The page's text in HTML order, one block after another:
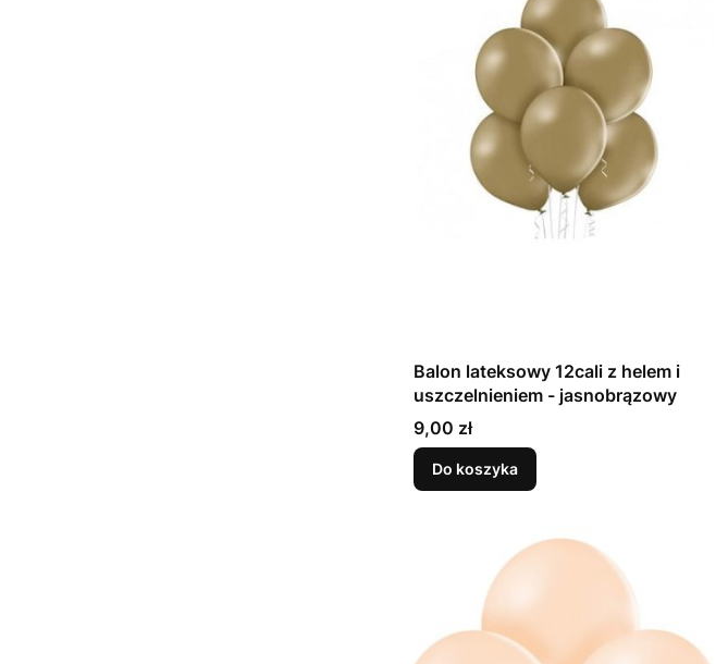
Balon lateksowy 12cali z helem i
uszczelnieniem - jasnobrązowy
Cena
9,00 zł
Do koszyka